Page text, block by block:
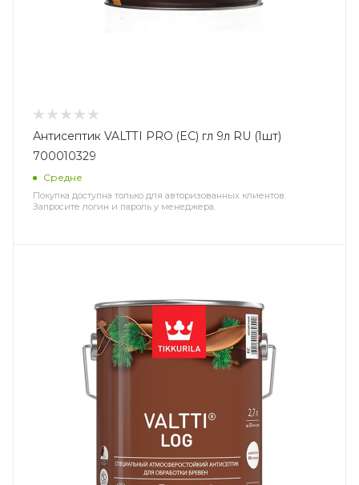
Антисептик VALTTI PRO (EC) гл 9л RU (1шт)
700010329
Средне
Покупка доступна только для авторизованных клиентов.
Запросите логин и пароль у менеджера.